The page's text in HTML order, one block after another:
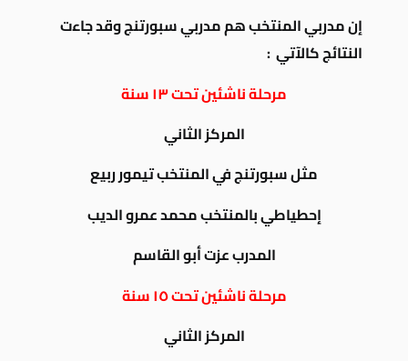
إن مدربي المنتخب هم مدربي سبورتنج وقد جاءت
النتائج كالآتي :
مرحلة ناشئين تحت ١٣ سنة
المركز الثاني
مثل سبورتنج في المنتخب تيمور ربيع
إحطياطي بالمنتخب محمد عمرو الديب
المدرب عزت أبو القاسم
مرحلة ناشئين تحت ١٥ سنة
المركز الثاني